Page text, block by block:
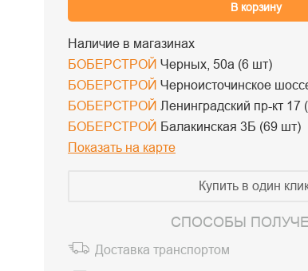
В корзину
Наличие в магазинах
БОБЕРСТРОЙ Черных, 50а (6 шт)
БОБЕРСТРОЙ Черноисточинское
БОБЕРСТРОЙ Ленинградский пр-кт 17
БОБЕРСТРОЙ Балакинская 3Б (69 шт)
Показать на карте
Купить в один
СПОСОБЫ
Доставка транспортом